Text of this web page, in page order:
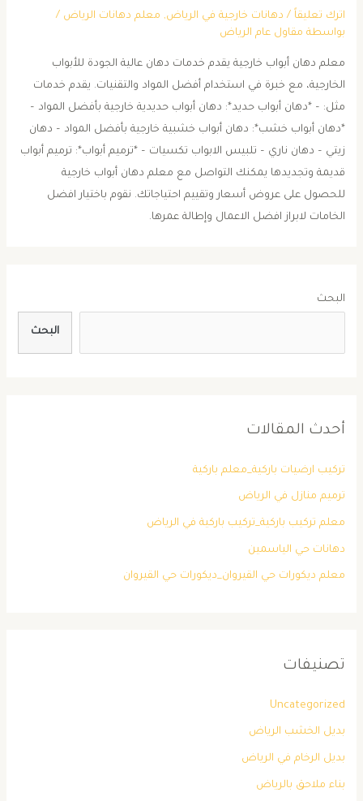
اترك تعليقاً / دهانات خارجية في الرياض, معلم دهانات الرياض /
بواسطة مقاول عام الرياض
معلم دهان أبواب خارجية يقدم خدمات دهان عالية الجودة للأبواب
الخارجية، مع خبرة في استخدام أفضل المواد والتقنيات. يقدم خدمات
مثل: – *دهان أبواب حديد*: دهان أبواب حديدية خارجية بأفضل المواد –
*دهان أبواب خشب*: دهان أبواب خشبية خارجية بأفضل المواد – دهان
زيتي – دهان ناري – تلبيس الابواب تكسيات – *ترميم أبواب*: ترميم أبواب
قديمة وتجديدها يمكنك التواصل مع معلم دهان أبواب خارجية
للحصول على عروض أسعار وتقييم احتياجاتك. نقوم باختيار افضل
الخامات لابراز افضل الاعمال وإطالة عمرها.
البحث
البحث
أحدث المقالات
تركيب ارضيات باركية_معلم باركية
ترميم منازل في الرياض
معلم تركيب باركية_تركيب باركية في الرياض
دهانات حي الياسمين
معلم ديكورات حي القيروان_ديكورات حي القيروان
تصنيفات
Uncategorized
بديل الخشب الرياض
بديل الرخام في الرياض
بناء ملاحق بالرياض